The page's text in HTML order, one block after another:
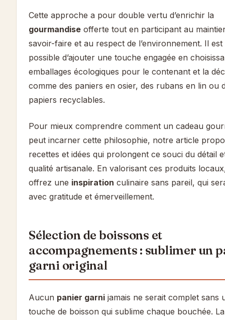
Cette approche a pour double vertu d’enrichir la
gourmandise offerte tout en participant au
savoir-faire et au respect de l’environnement. Il est
possible d’ajouter une touche engagée en
emballages écologiques pour le contenant et la
comme des paniers en osier, des rubans en lin ou
papiers recyclables.
Pour mieux comprendre comment un cadeau
peut incarner cette philosophie, notre article
recettes et idées qui prolongent ce souci du détail
qualité artisanale. En valorisant ces produits
offrez une inspiration culinaire sans pareil, qui
avec gratitude et émerveillement.
Sélection de boissons et
accompagnements : sublimer un
garni original
Aucun panier garni jamais ne serait complet sans
touche de boisson qui sublime chaque bouchée. La